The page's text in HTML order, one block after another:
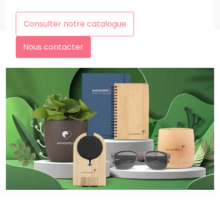
Consulter notre catalogue
Nous contacter